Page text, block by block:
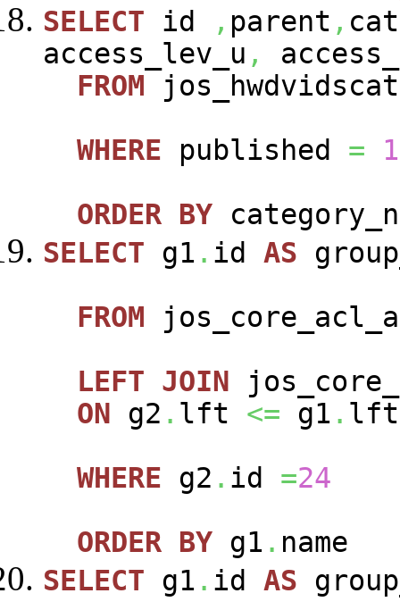
SELECT id , parent ,
access_lev_u ,
FROM
WHERE published =
1
ORDER BY
SELECT g1 . id AS
FROM
LEFT JOIN
ON g2 . lft <= g1 . lft
WHERE g2 . id =24
ORDER BY g1 . name
SELECT g1 . id AS